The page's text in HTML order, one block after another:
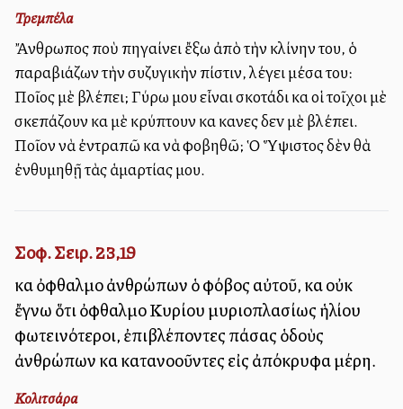
Τρεμπέλα
Ἄνθρωπος ποὺ πηγαίνει ἔξω ἀπὸ τὴν κλίνην του, ὁ
παραβιάζων τὴν συζυγικὴν πίστιν, λέγει μέσα του:
Ποῖος μὲ βλέπει; Γύρω μου εἶναι σκοτάδι καὶ οἱ τοῖχοι μὲ
σκεπάζουν καὶ μὲ κρύπτουν καὶ κανεὶς δεv μὲ βλέπει.
Ποῖον νὰ ἐντραπῶ καὶ νὰ φοβηθῶ; Ὁ Ὕψιστος δὲν θὰ
ἐνθυμηθῇ τὰς ἁμαρτίας μου.
Σοφ. Σειρ. 23,19
καὶ ὀφθαλμοὶ ἀνθρώπων ὁ φόβος αὐτοῦ, καὶ οὐκ
ἔγνω ὅτι ὀφθαλμοὶ Κυρίου μυριοπλασίως ἡλίου
φωτεινότεροι, ἐπιβλέποντες πάσας ὁδοὺς
ἀνθρώπων καὶ κατανοοῦντες εἰς ἀπόκρυφα μέρη.
Κολιτσάρα